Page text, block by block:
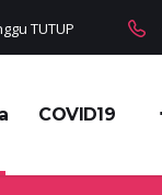
TUTUP
COVID19